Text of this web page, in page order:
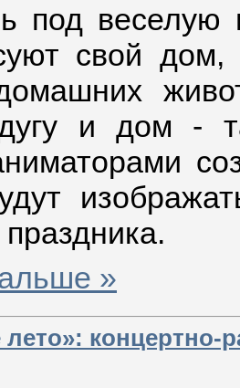
под веселую
свой
и дом -
»
концертно-